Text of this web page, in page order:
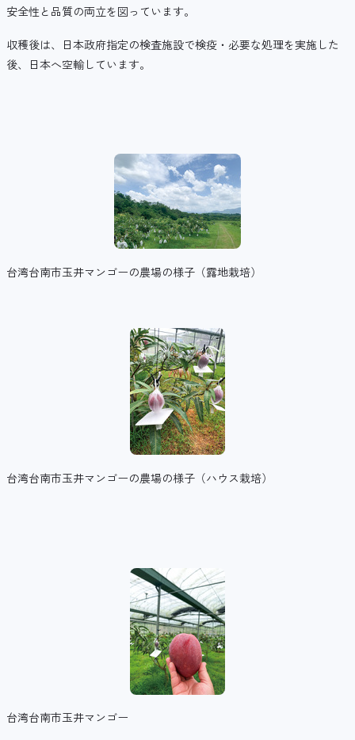
安全性と品質の両立を図っています。
収穫後は、日本政府指定の検査施設で検疫・必要な処理を実施した
後、日本へ空輸しています。
台湾台南市玉井マンゴーの農場の様子（露地栽培）
台湾台南市玉井マンゴーの農場の様子（ハウス栽培）
台湾台南市玉井マンゴー